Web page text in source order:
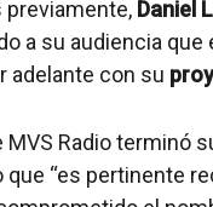
Daniel
a su audiencia
adelante con su
MVS Radio terminó
“es pertinente